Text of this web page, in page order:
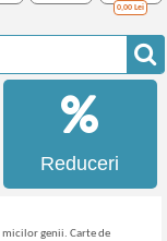
0,00 Lei
Reduceri
micilor genii. Carte de